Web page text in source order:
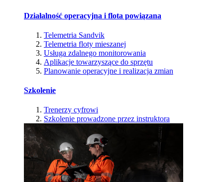
Działalność operacyjna i flota powiązana
Telemetria Sandvik
Telemetria floty mieszanej
Usługa zdalnego monitorowania
Aplikacje towarzyszące do sprzętu
Planowanie operacyjne i realizacja zmian
Szkolenie
Trenerzy cyfrowi
Szkolenie prowadzone przez instruktora